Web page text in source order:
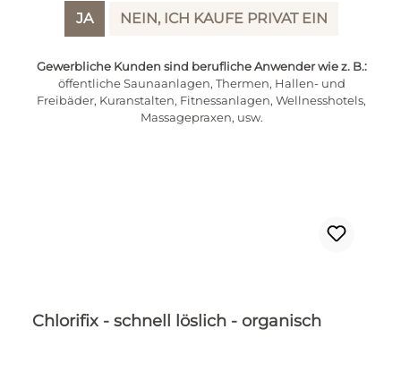
JA NEIN, ICH KAUFE PRIVAT EIN
Gewerbliche Kunden sind berufliche Anwender wie z. B.:
öffentliche Saunaanlagen, Thermen, Hallen- und
Freibäder, Kuranstalten, Fitnessanlagen, Wellnesshotels,
Massagepraxen, usw.
IN DEN WARENKORB
Chlorifix - schnell löslich - organisch